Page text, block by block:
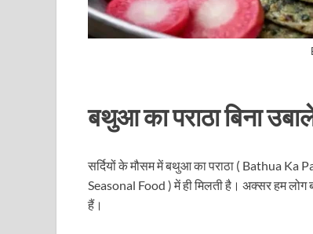
बथुआ का पराठा बिना
सर्दियों के मौसम में बथुआ का पराठा ( Bathua Ka
Seasonal Food ) में ही मिलती है। अक्सर हम
हैं।